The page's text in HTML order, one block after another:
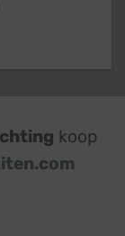
koop